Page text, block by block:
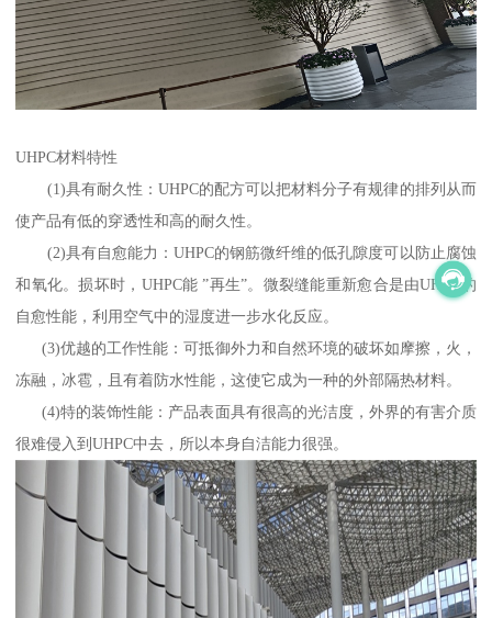
UHPC材料特性
(1)具有耐久性：UHPC的配方可以把材料分子有规律的排列从而
使产品有低的穿透性和高的耐久性。
(2)具有自愈能力：UHPC的钢筋微纤维的低孔隙度可以防止腐蚀
和氧化。损坏时，UHPC能 ”再生”。微裂缝能重新愈合是由UHPC的
自愈性能，利用空气中的湿度进一步水化反应。
(3)优越的工作性能：可抵御外力和自然环境的破坏如摩擦，火，
冻融，冰雹，且有着防水性能，这使它成为一种的外部隔热材料。
(4)特的装饰性能：产品表面具有很高的光洁度，外界的有害介质
很难侵入到UHPC中去，所以本身自洁能力很强。